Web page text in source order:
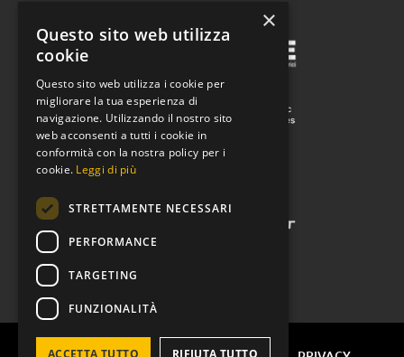
×
Questo sito web utilizza
cookie
Questo sito web utilizza i cookie per
migliorare la tua esperienza di
navigazione. Utilizzando il nostro sito
web acconsenti a tutti i cookie in
conformità con la nostra policy per i
cookie. Leggi di più
STRETTAMENTE NECESSARI
PERFORMANCE
TARGETING
FUNZIONALITÀ
ACCETTA TUTTO RIFIUTA TUTTO